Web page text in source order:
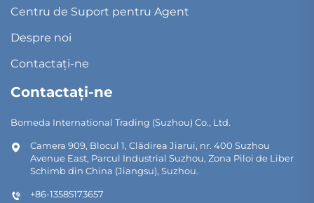
Centru de Suport pentru Agent
Despre noi
Contactați-ne
Contactați-ne
Bomeda International Trading (Suzhou) Co., Ltd.
Camera 909, Blocul 1, Clădirea Jiarui, nr. 400 Suzhou
Avenue East, Parcul Industrial Suzhou, Zona Piloi de Liber
Schimb din China (Jiangsu), Suzhou.
+86-13585173657